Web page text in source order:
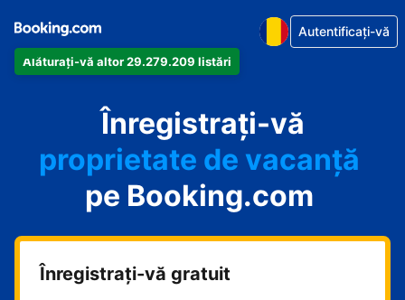
Alăturați-vă altor 29.279.209 listări
Autentificați-vă
Înregistrați-vă
apartamentul
hotelul
proprietate de vacanță
pensiunea
B&B-ul
pe Booking.com
Înregistrați-vă gratuit